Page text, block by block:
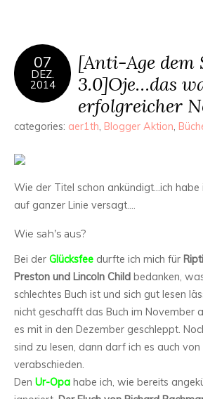
07
DEZ.
2014
[Anti-Age dem
3.0]Oje…das
erfolgreicher
categories: aer1th, Blogger Aktion,
Wie der Titel schon ankündigt…ich
auf ganzer Linie versagt….
Wie sah’s aus?
Bei der Glücksfee durfte ich mich für
Preston und Lincoln Child bedanken,
schlechtes Buch ist und sich gut lesen
nicht geschafft das Buch im November
es mit in den Dezember geschleppt.
sind zu lesen, dann darf ich es auch
verabschieden.
Den Ur-Opa habe ich, wie bereits